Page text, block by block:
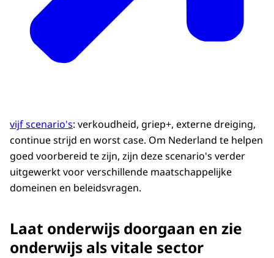
vijf scenario's: verkoudheid, griep+, externe dreiging,
continue strijd en worst case. Om Nederland te helpen
goed voorbereid te zijn, zijn deze scenario's verder
uitgewerkt voor verschillende maatschappelijke
domeinen en beleidsvragen.
Laat onderwijs doorgaan en zie
onderwijs als vitale sector